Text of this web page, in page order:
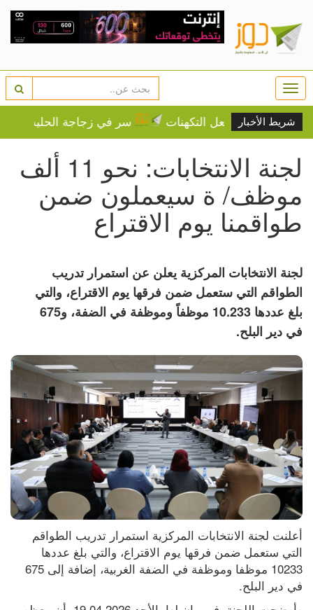
شريط الأخبار
النجوم تشعل التكهنات سر في زجاجة الحليب.. هل
لجنة الانتخابات: نحو 11 ألف
موظف/ ة سيعملون ضمن
طواقمنا يوم الاقتراع
لجنة الانتخابات المركزية يعلن عن استمرار تدريب
الطواقم التي ستعمل ضمن فرقها يوم الاقتراع، والتي
بلغ عددها 10.233 موظفاً وموظفة في الضفة، و675
في دير البلح.
في دير البلح.